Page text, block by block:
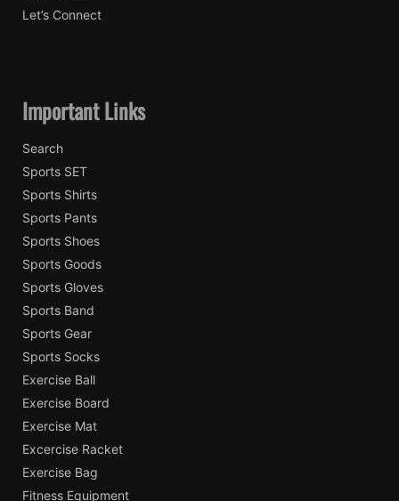
Let’s Connect
Important Links
Search
Sports SET
Sports Shirts
Sports Pants
Sports Shoes
Sports Goods
Sports Gloves
Sports Band
Sports Gear
Sports Socks
Exercise Ball
Exercise Board
Exercise Mat
Excercise Racket
Exercise Bag
Fitness Equipment